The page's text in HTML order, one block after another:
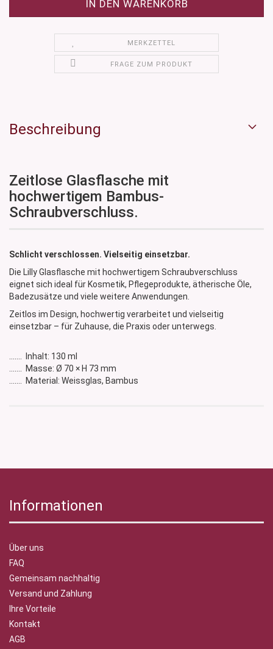
MERKZETTEL
FRAGE ZUM PRODUKT
Beschreibung
Zeitlose Glasflasche mit
hochwertigem Bambus-
Schraubverschluss.
Schlicht verschlossen. Vielseitig einsetzbar.
Die Lilly Glasflasche mit hochwertigem Schraubverschluss
eignet sich ideal für Kosmetik, Pflegeprodukte, ätherische Öle,
Badezusätze und viele weitere Anwendungen.
Zeitlos im Design, hochwertig verarbeitet und vielseitig
einsetzbar – für Zuhause, die Praxis oder unterwegs.
....... Inhalt: 130 ml
....... Masse: Ø 70 × H 73 mm
....... Material: Weissglas, Bambus
Informationen
Über uns
FAQ
Gemeinsam nachhaltig
Versand und Zahlung
Ihre Vorteile
Kontakt
AGB